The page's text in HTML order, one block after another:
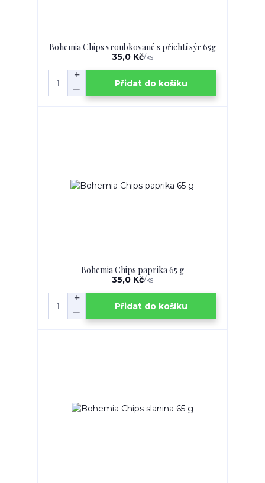
Bohemia Chips vroubkované s příchtí sýr 65g
35,0 Kč/ks
Přidat do košíku
Bohemia Chips paprika 65 g
35,0 Kč/ks
Přidat do košíku